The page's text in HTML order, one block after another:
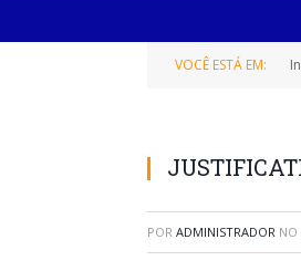
VOCÊ ESTÁ EM:
POR ADMINISTRADOR NO